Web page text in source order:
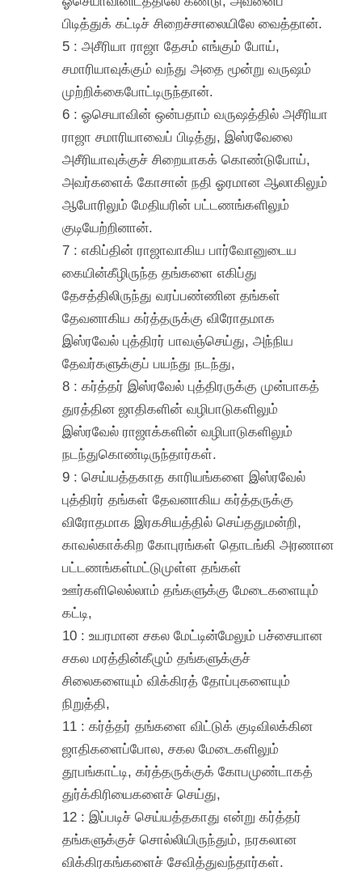
பிடித்துக் கட்டிச் சிறைச்சாலையிலே வைத்தான்.
5 : அசீரியா ராஜா தேசம் எங்கும் போய்,
சமாரியாவுக்கும் வந்து அதை மூன்று வருஷம்
முற்றிக்கைபோட்டிருந்தான்.
6 : ஓசெயாவின் ஒன்பதாம் வருஷத்தில் அசீரியா
ராஜா சமாரியாவைப் பிடித்து, இஸ்ரவேலை
அசீரியாவுக்குச் சிறையாகக் கொண்டுபோய்,
அவர்களைக் கோசான் நதி ஓரமான ஆலாகிலும்
ஆபோரிலும் மேதியரின் பட்டணங்களிலும்
குடியேற்றினான்.
7 : எகிப்தின் ராஜாவாகிய பார்வோனுடைய
கையின்கீழிருந்த தங்களை எகிப்து
தேசத்திலிருந்து வரப்பண்ணின தங்கள்
தேவனாகிய கர்த்தருக்கு விரோதமாக
இஸ்ரவேல் புத்திரர் பாவஞ்செய்து, அந்நிய
தேவர்களுக்குப் பயந்து நடந்து,
8 : கர்த்தர் இஸ்ரவேல் புத்திரருக்கு முன்பாகத்
துரத்தின ஜாதிகளின் வழிபாடுகளிலும்
இஸ்ரவேல் ராஜாக்களின் வழிபாடுகளிலும்
நடந்துகொண்டிருந்தார்கள்.
9 : செய்யத்தகாத காரியங்களை இஸ்ரவேல்
புத்திரர் தங்கள் தேவனாகிய கர்த்தருக்கு
விரோதமாக இரகசியத்தில் செய்ததுமன்றி,
காவல்காக்கிற கோபுரங்கள் தொடங்கி அரணான
பட்டணங்கள்மட்டுமுள்ள தங்கள்
ஊர்களிலெல்லாம் தங்களுக்கு மேடைகளையும்
கட்டி,
10 : உயரமான சகல மேட்டின்மேலும் பச்சையான
சகல மரத்தின்கீழும் தங்களுக்குச்
சிலைகளையும் விக்கிரத் தோப்புகளையும்
நிறுத்தி,
11 : கர்த்தர் தங்களை விட்டுக் குடிவிலக்கின
ஜாதிகளைப்போல, சகல மேடைகளிலும்
தூபங்காட்டி, கர்த்தருக்குக் கோபமுண்டாகத்
துர்க்கிரியைகளைச் செய்து,
12 : இப்படிச் செய்யத்தகாது என்று கர்த்தர்
தங்களுக்குச் சொல்லியிருந்தும், நரகலான
விக்கிரகங்களைச் சேவித்துவந்தார்கள்.